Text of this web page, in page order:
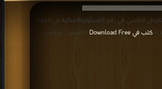
النفسي في رفع المسئوليةالجنائية في الفقه
كتب في Download Free | التحميل : مرة/مرات